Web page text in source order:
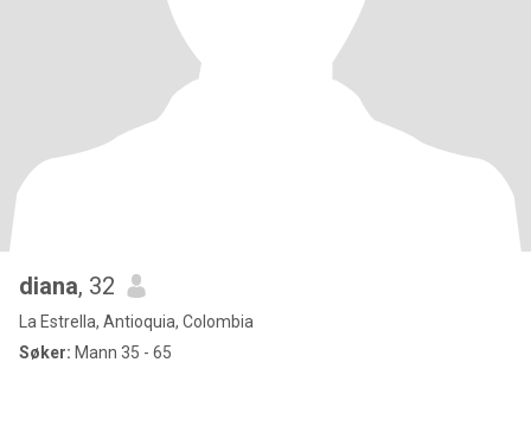
diana, 32
La Estrella, Antioquia, Colombia
Søker: Mann 35 - 65